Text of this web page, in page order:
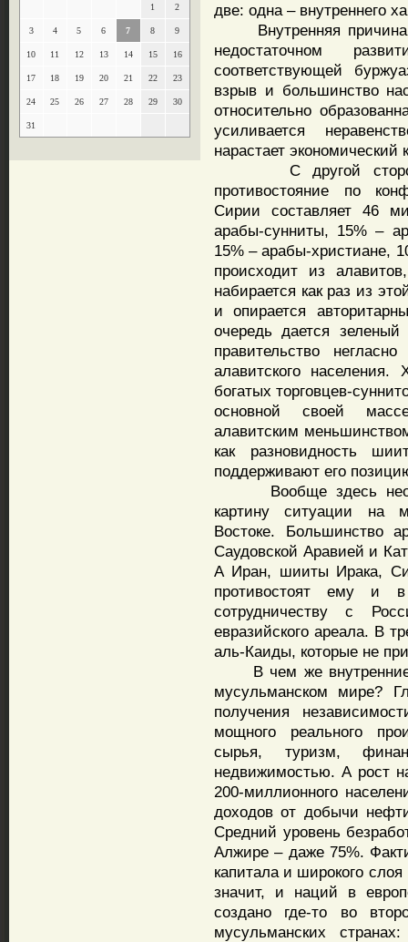
1 2
3 4 5 6 7 8 9
10 11 12 13 14 15 16
17 18 19 20 21 22 23
24 25 26 27 28 29 30
31
две: одна – внутреннего
Внутренняя причина:
недостаточном
соответствующей
взрыв и большинство
относительно
усиливается
нарастает экономический
С другой стороны,
противостояние по
Сирии составляет 46
арабы-сунниты, 15% –
15% – арабы-христиане,
происходит из
набирается как раз из
и опирается
очередь дается
правительство
алавитского
богатых торговцев-
основной своей
алавитским
как разновидность
поддерживают его
Вообще здесь
картину ситуации на
Востоке. Большинство
Саудовской Аравией и
А Иран, шииты Ирака,
противостоят ему и
сотрудничеству с
евразийского ареала. В
аль-Каиды, которые не
В чем же внутренние
мусульманском мире?
получения
мощного реального
сырья, туризм,
недвижимостью. А рост
200-миллионного
доходов от добычи
Средний уровень
Алжире – даже 75%.
капитала и широкого
значит, и наций в
создано где-то во
мусульманских